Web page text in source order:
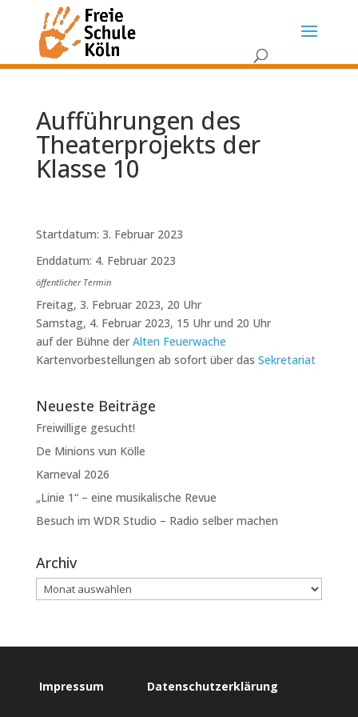
Aufführungen des
Theaterprojekts der
Klasse 10
Startdatum: 3. Februar 2023
Enddatum: 4. Februar 2023
öffentlicher Termin
Freitag, 3. Februar 2023, 20 Uhr
Samstag, 4. Februar 2023, 15 Uhr und 20 Uhr
auf der Bühne der Alten Feuerwache
Kartenvorbestellungen ab sofort über das Sekretariat
Neueste Beiträge
Freiwillige gesucht!
De Minions vun Kölle
Karneval 2026
„Linie 1“ – eine musikalische Revue
Besuch im WDR Studio – Radio selber machen
Archiv
Impressum Datenschutzerklärung